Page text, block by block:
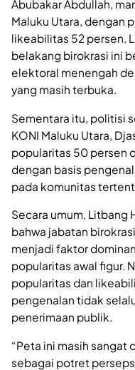
Abubakar Abdullah,
Maluku Utara, dengan
likeabilitas 52 persen.
belakang birokrasi ini
elektoral menengah
yang masih terbuka.
Sementara itu, politisi
KONI Maluku Utara,
popularitas 50 persen
dengan basis
pada komunitas
Secara umum, Litbang
bahwa jabatan
menjadi faktor
popularitas awal figur.
popularitas dan
pengenalan tidak
penerimaan publik.
“Peta ini masih sangat
sebagai potret